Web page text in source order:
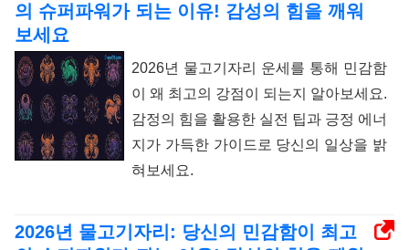
의 슈퍼파워가 되는 이유! 감성의 힘을 깨워
보세요
2026년 물고기자리 운세를 통해 민감함
이 왜 최고의 강점이 되는지 알아보세요.
감정의 힘을 활용한 실전 팁과 긍정 에너
지가 가득한 가이드로 당신의 일상을 밝
혀보세요.
2026년 물고기자리: 당신의 민감함이 최고